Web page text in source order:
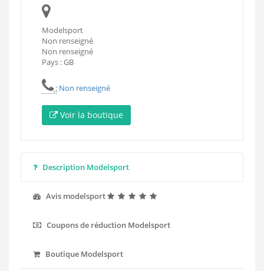
Modelsport
Non renseigné
Non renseigné
Pays : GB
: Non renseigné
Voir la boutique
Description Modelsport
Avis modelsport
Coupons de réduction Modelsport
Boutique Modelsport